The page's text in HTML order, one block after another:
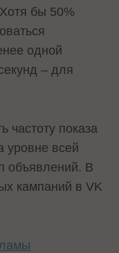
бы 50%
одной
– для
частоту показа
уровне всей
объявлений. В
кампаний в VK